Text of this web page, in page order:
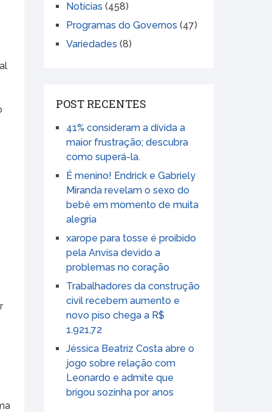
Notícias (458)
Programas do Governos (47)
Variedades (8)
POST RECENTES
41% consideram a dívida a
maior frustração; descubra
como superá-la.
É menino! Endrick e Gabriely
Miranda revelam o sexo do
bebê em momento de muita
alegria
xarope para tosse é proibido
pela Anvisa devido a
problemas no coração
Trabalhadores da construção
civil recebem aumento e
novo piso chega a R$
1.921,72
Jéssica Beatriz Costa abre o
jogo sobre relação com
Leonardo e admite que
brigou sozinha por anos